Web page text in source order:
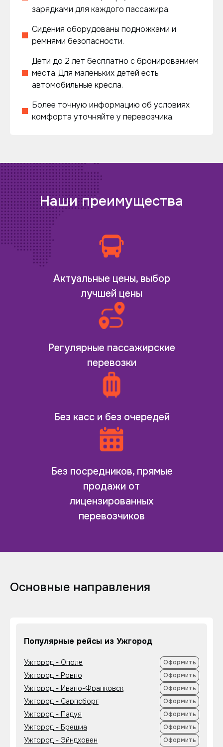
зарядками для каждого пассажира.
Сидения оборудованы подножками и
ремнями безопасности.
Дети до 2 лет бесплатно с бронированием
места. Для маленьких детей есть
автомобильные кресла.
Более точную информацию об условиях
комфорта уточняйте у перевозчика.
Наши преимущества
Актуальные цены, выбор
лучшей цены
Регулярные пассажирские
перевозки
Без касс и без очередей
Без посредников, прямые
продажи от
лицензированных
перевозчиков
Основные направления
Популярные рейсы из Ужгород
Ужгород - Ополе Оформить
Ужгород - Ровно Оформить
Ужгород - Ивано-Франковск Оформить
Ужгород - Сарпсборг Оформить
Ужгород - Падуя Оформить
Ужгород - Брешиа Оформить
Ужгород - Эйндховен Оформить